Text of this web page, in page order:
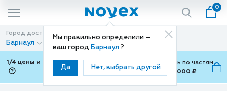
Мы правильно определили —
ваш город Барнаул ?
Да Нет, выбрать другой
0
Город доставки
Барнаул
Способ доставки
Доставка
1/4 цены и покупки ваши с Подели
Можно оплатить по частям
от 700 ₽ до 15,000 ₽